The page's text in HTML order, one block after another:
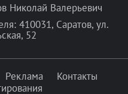
Николай Валерьевич
410031, Саратов, ул.
52
Реклама
Контакты